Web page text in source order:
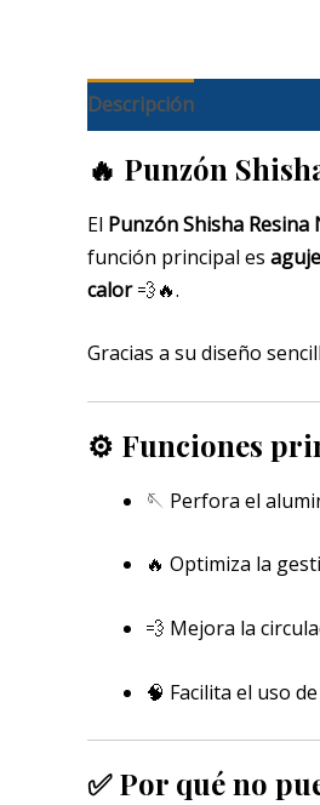
Descripción
🔥 Punzón
El Punzón Shisha Resina
función principal es
calor💨🔥.
Gracias a su diseño
⚙️ Funciones
🪡 Perfora el
🔥 Optimiza la
💨 Mejora la
🧠 Facilita el uso
✅Por qué no